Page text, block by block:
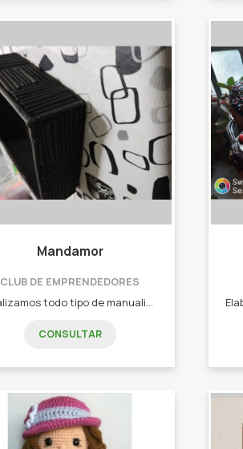
Mandamor
CLUB DE EMPRENDEDORES
Realizamos todo tipo de manualidades. - Tejidos en crochet. - Mandalas. - Atrapasueños. - Cestería. - Manualidades en general.
CONSULTAR